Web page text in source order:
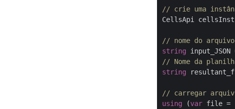
// crie uma
CellsApi
// nome do arquivo
string input_JSON
// Nome da
string
// carregar
using (var file =